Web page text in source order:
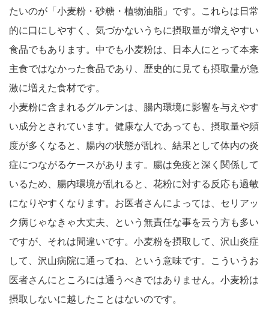
たいのが「小麦粉・砂糖・植物油脂」です。これらは日常
的に口にしやすく、気づかないうちに摂取量が増えやすい
食品でもあります。中でも小麦粉は、日本人にとって本来
主食ではなかった食品であり、歴史的に見ても摂取量が急
激に増えた食材です。
小麦粉に含まれるグルテンは、腸内環境に影響を与えやす
い成分とされています。健康な人であっても、摂取量や頻
度が多くなると、腸内の状態が乱れ、結果として体内の炎
症につながるケースがあります。腸は免疫と深く関係して
いるため、腸内環境が乱れると、花粉に対する反応も過敏
になりやすくなります。お医者さんによっては、セリアッ
ク病じゃなきゃ大丈夫、という無責任な事を云う方も多い
ですが、それは間違いです。小麦粉を摂取して、沢山炎症
して、沢山病院に通ってね、という意味です。こういうお
医者さんにところには通うべきではありません。小麦粉は
摂取しないに越したことはないのです。